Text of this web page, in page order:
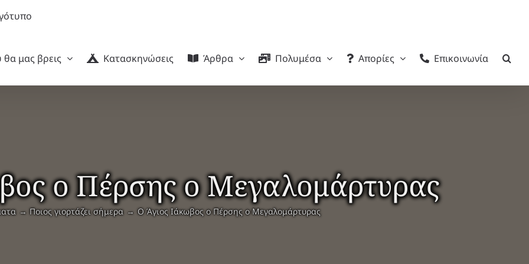
μας βρεις
Κατασκηνώσεις Άρθρα Πολυμέσα Απορίες Επικοινωνία
ο Πέρσης ο Μεγαλομάρτυρας
Ποιος γιορτάζει σήμερα Ο Άγιος Ιάκωβος ο Πέρσης ο Μεγαλομάρτυρας